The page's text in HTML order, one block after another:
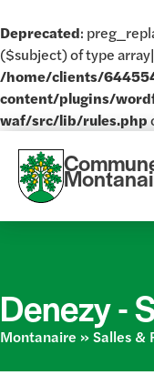
Deprecated:
($subject) of type
/home/clients/
content/plugins/
waf/src/lib/rules.php
Denezy -
Montanaire »Salles &